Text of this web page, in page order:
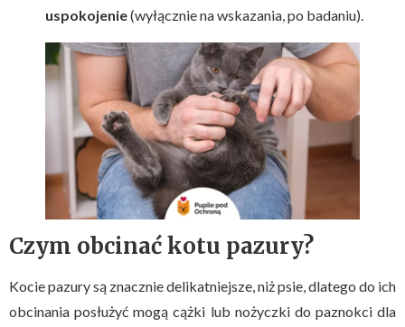
uspokojenie(wyłącznie na wskazania, po badaniu).
Czym obcinać kotu pazury?
Kocie pazury są znacznie delikatniejsze, niż psie, dlatego do ich
obcinania posłużyć mogą cążki lub nożyczki do paznokci dla